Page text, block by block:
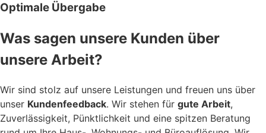
Optimale Übergabe
Was sagen unsere Kunden über
unsere Arbeit?
Wir sind stolz auf unsere Leistungen und freuen uns über
unser Kundenfeedback. Wir stehen für gute Arbeit,
Zuverlässigkeit, Pünktlichkeit und eine spitzen Beratung